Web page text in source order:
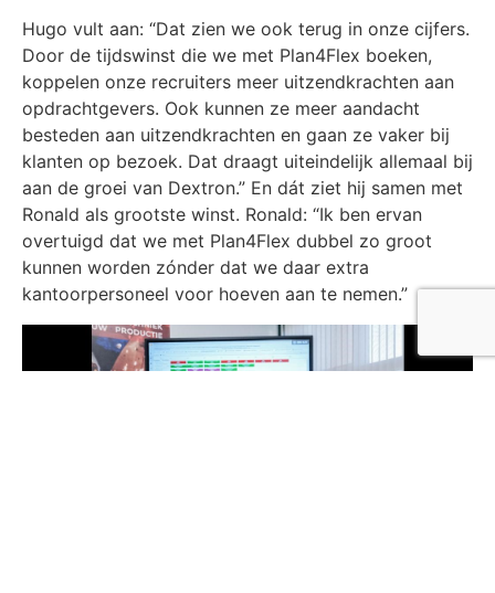
Hugo vult aan: “Dat zien we ook terug in onze cijfers.
Door de tijdswinst die we met Plan4Flex boeken,
koppelen onze recruiters meer uitzendkrachten aan
opdrachtgevers. Ook kunnen ze meer aandacht
besteden aan uitzendkrachten en gaan ze vaker bij
klanten op bezoek. Dat draagt uiteindelijk allemaal bij
aan de groei van Dextron.” En dát ziet hij samen met
Ronald als grootste winst. Ronald: “Ik ben ervan
overtuigd dat we met Plan4Flex dubbel zo groot
kunnen worden zónder dat we daar extra
kantoorpersoneel voor hoeven aan te nemen.”